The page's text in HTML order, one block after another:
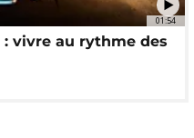
01:54
vivre au rythme des